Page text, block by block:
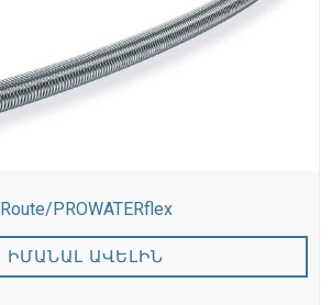
Route/PROWATERflex
ԻՄԱՆԱԼ ԱՎԵԼԻՆ